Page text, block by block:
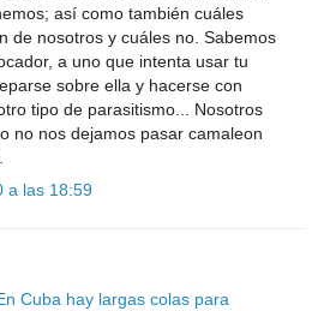
así como también cuáles
de nosotros y cuáles no. Sabemos
a uno que intenta usar tu
sobre ella y hacerse con
tipo de parasitismo... Nosotros
no nos dejamos pasar camaleon
a las 18:59
Cuba hay largas colas para